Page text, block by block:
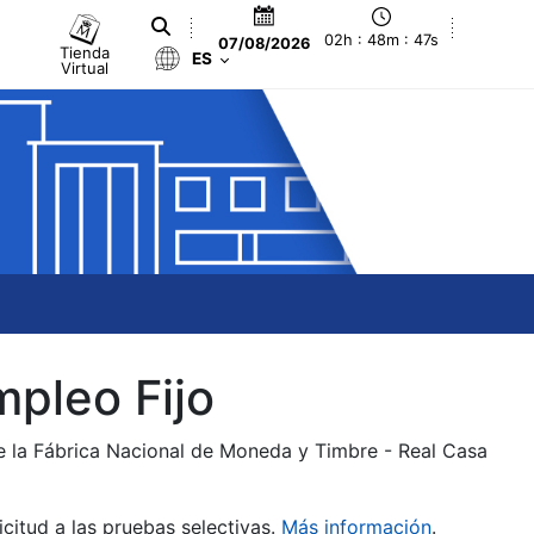
Tienda
Virtual
07/08/2026 02h : 48m : 47s
ES
Fijo
Fábrica Nacional de Moneda y Timbre - Real Casa
a las pruebas selectivas. Más información.